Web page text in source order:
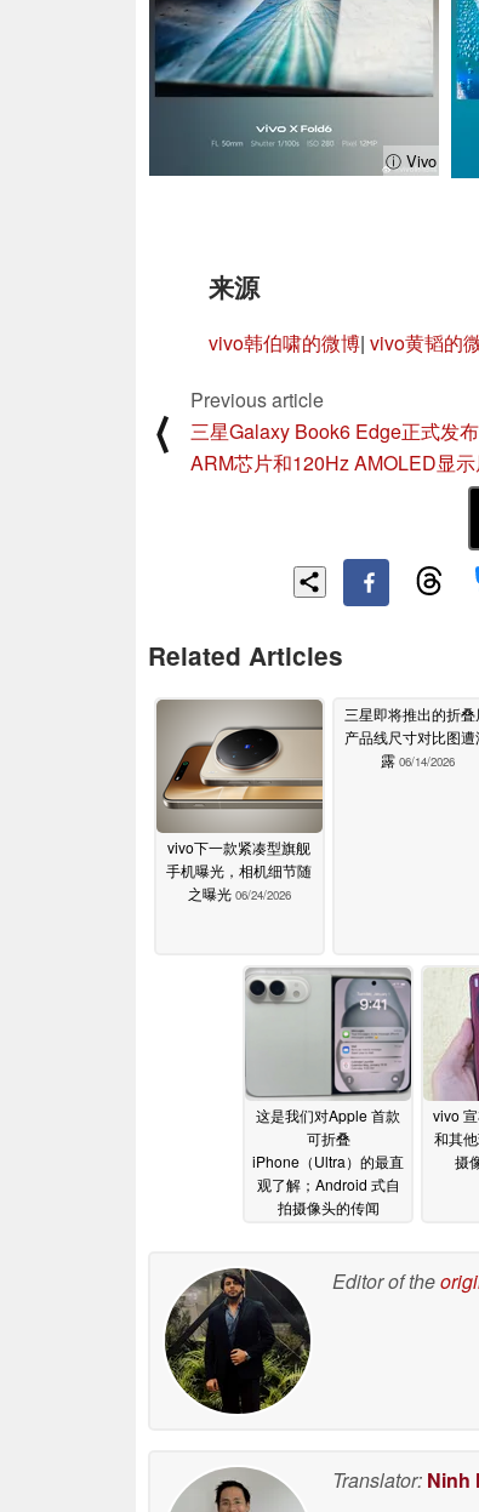
ⓘ Vivo
来源
vivo韩伯啸的微博| vivo黄韬的
⟨
Previous article
三星Galaxy Book6 Edge正式发
ARM芯片和120Hz AMOLED显
Related Articles
vivo下一款紧凑型旗舰
手机曝光，相机细节随
之曝光 06/24/2026
三星即将推出的折叠
产品线尺寸对比图遭
露 06/14/2026
这是我们对Apple 首款
可折叠
iPhone（Ultra）的最直
观了解；Android 式自
拍摄像头的传闻
vivo
和其
摄
Editor of the
Translator: Ninh